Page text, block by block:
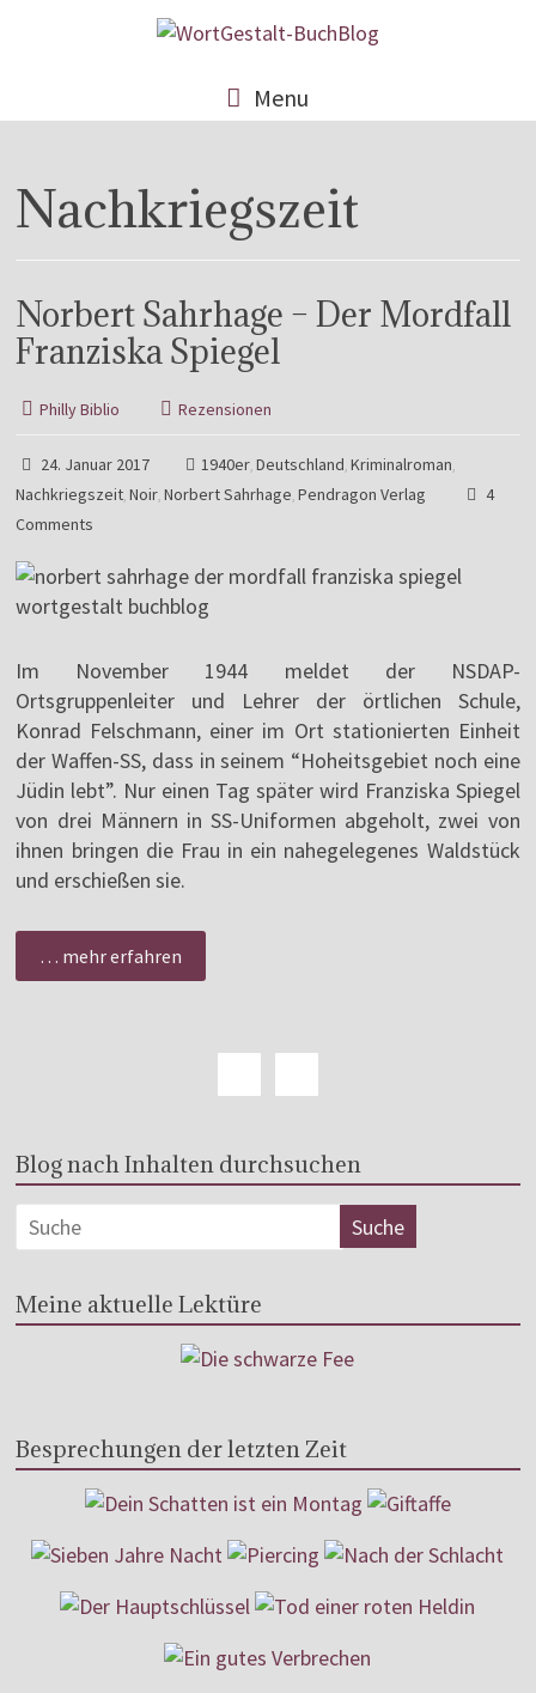
Menu
Nachkriegszeit
Norbert Sahrhage – Der Mordfall
Franziska Spiegel
Philly Biblio Rezensionen
24. Januar 2017 1940er,Deutschland,Kriminalroman,
Nachkriegszeit,Noir,Norbert Sahrhage,Pendragon Verlag
4
Comments
Im November 1944 meldet der NSDAP-
Ortsgruppenleiter und Lehrer der örtlichen Schule,
Konrad Felschmann, einer im Ort stationierten Einheit
der Waffen-SS, dass in seinem “Hoheitsgebiet noch eine
Jüdin lebt”. Nur einen Tag später wird Franziska Spiegel
von drei Männern in SS-Uniformen abgeholt, zwei von
ihnen bringen die Frau in ein nahegelegenes Waldstück
und erschießen sie.
… mehr erfahren
Blog nach Inhalten durchsuchen
Meine aktuelle Lektüre
Besprechungen der letzten Zeit